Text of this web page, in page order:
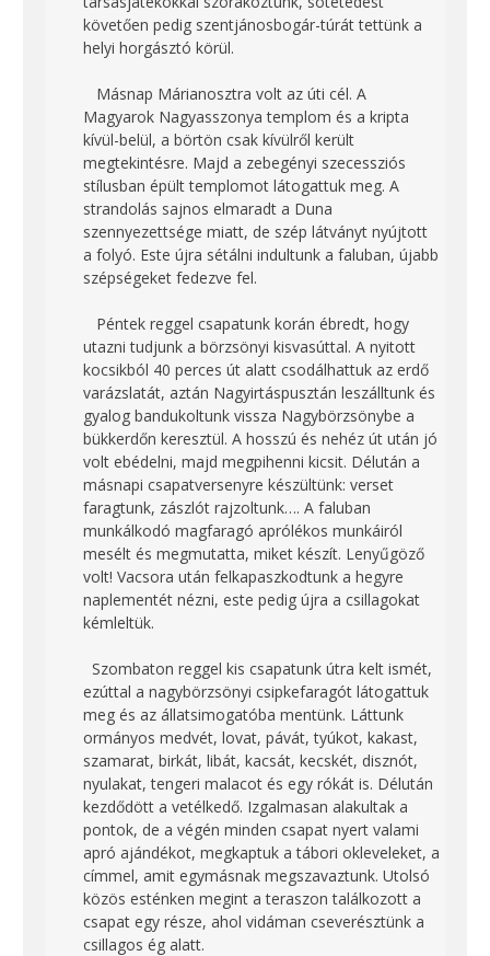
követően pedig szentjánosbogár-túrát tettünk a
helyi horgásztó körül.
Másnap Márianosztra volt az úti cél. A
Magyarok Nagyasszonya templom és a kripta
kívül-belül, a börtön csak kívülről került
megtekintésre. Majd a zebegényi szecessziós
stílusban épült templomot látogattuk meg. A
strandolás sajnos elmaradt a Duna
szennyezettsége miatt, de szép látványt nyújtott
a folyó. Este újra sétálni indultunk a faluban, újabb
szépségeket fedezve fel.
Péntek reggel csapatunk korán ébredt, hogy
utazni tudjunk a börzsönyi kisvasúttal. A nyitott
kocsikból 40 perces út alatt csodálhattuk az erdő
varázslatát, aztán Nagyirtáspusztán leszálltunk és
gyalog bandukoltunk vissza Nagybörzsönybe a
bükkerdőn keresztül. A hosszú és nehéz út után jó
volt ebédelni, majd megpihenni kicsit. Délután a
másnapi csapatversenyre készültünk: verset
faragtunk, zászlót rajzoltunk…. A faluban
munkálkodó magfaragó aprólékos munkáiról
mesélt és megmutatta, miket készít. Lenyűgöző
volt! Vacsora után felkapaszkodtunk a hegyre
naplementét nézni, este pedig újra a csillagokat
kémleltük.
Szombaton reggel kis csapatunk útra kelt ismét,
ezúttal a nagybörzsönyi csipkefaragót látogattuk
meg és az állatsimogatóba mentünk. Láttunk
ormányos medvét, lovat, pávát, tyúkot, kakast,
szamarat, birkát, libát, kacsát, kecskét, disznót,
nyulakat, tengeri malacot és egy rókát is. Délután
kezdődött a vetélkedő. Izgalmasan alakultak a
pontok, de a végén minden csapat nyert valami
apró ajándékot, megkaptuk a tábori okleveleket, a
címmel, amit egymásnak megszavaztunk. Utolsó
közös esténken megint a teraszon találkozott a
csapat egy része, ahol vidáman cseverésztünk a
csillagos ég alatt.